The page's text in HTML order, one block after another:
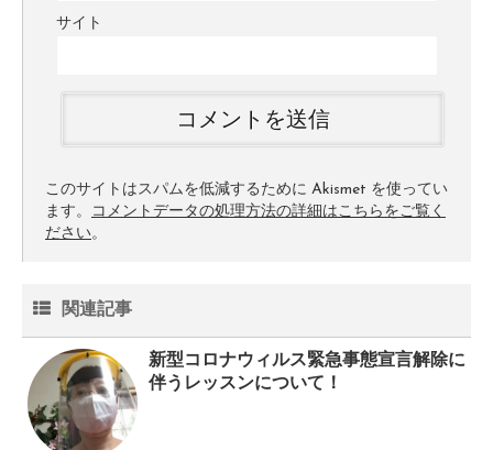
サイト
このサイトはスパムを低減するために Akismet を使ってい
ます。
コメントデータの処理方法の詳細はこちらをご覧く
ださい。
関連記事
新型コロナウィルス緊急事態宣言解除に
伴うレッスンについて！